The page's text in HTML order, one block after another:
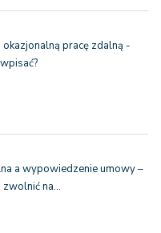
okazjonalną pracę zdalną -
a wypowiedzenie umowy –
zwolnić na…